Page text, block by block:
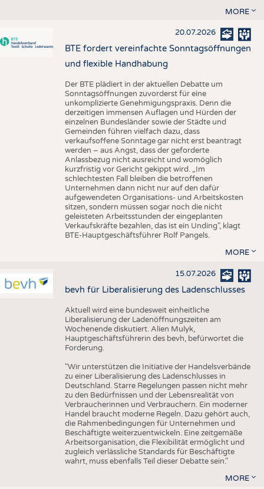
MORE
20.07.2026
BTE fordert vereinfachte Sonntagsöffnungen
und flexible Handhabung
Der BTE plädiert in der aktuellen Debatte um
Sonntagsöffnungen zuvorderst für eine
unkomplizierte Genehmigungspraxis. Denn die
derzeitigen immensen Auflagen und Hürden der
einzelnen Bundesländer sowie der Städte und
Gemeinden führen vielfach dazu, dass
verkaufsoffene Sonntage gar nicht erst beantragt
werden – aus Angst, dass der geforderte
Anlassbezug nicht ausreicht und womöglich
kurzfristig vor Gericht gekippt wird. „Im
schlechtesten Fall bleiben die betroffenen
Unternehmen dann nicht nur auf den dafür
aufgewendeten Organisations- und Arbeitskosten
sitzen, sondern müssen sogar noch die nicht
geleisteten Arbeitsstunden der eingeplanten
Verkaufskräfte bezahlen, das ist ein Unding", klagt
BTE-Hauptgeschäftsführer Rolf Pangels.
MORE
15.07.2026
bevh für Liberalisierung des Ladenschlusses
Aktuell wird eine bundesweit einheitliche
Liberalisierung der Ladenöffnungszeiten am
Wochenende diskutiert. Alien Mulyk,
Hauptgeschäftsführerin des bevh, befürwortet die
Forderung.
"Wir unterstützen die Initiative der Handelsverbände
zu einer Liberalisierung des Ladenschlusses in
Deutschland. Starre Regelungen passen nicht mehr
zu den Bedürfnissen und der Lebensrealität von
Verbraucherinnen und Verbrauchern. Ein moderner
Handel braucht moderne Regeln. Dazu gehört auch,
die Rahmenbedingungen für Unternehmen und
Beschäftigte weiterzuentwickeln. Eine zeitgemäße
Arbeitsorganisation, die Flexibilität ermöglicht und
zugleich verlässliche Standards für Beschäftigte
wahrt, muss ebenfalls Teil dieser Debatte sein."
MORE